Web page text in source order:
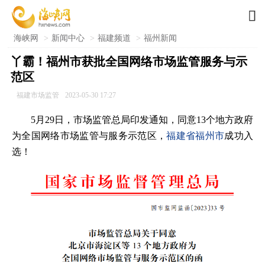

海峡网 > 新闻中心 > 福建频道 > 福州新闻
丫霸！福州市获批全国网络市场监管服务与示
范区
福建市场监管 2023-05-30 17:27
5月29日，市场监管总局印发通知，同意13个地方政府
为全国网络市场监管与服务示范区，福建省福州市成功入
选！